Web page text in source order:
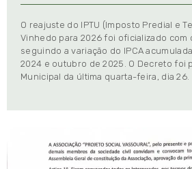
O reajuste do IPTU (Imposto Predial e
Vinhedo para 2026 foi oficializado com
seguindo a variação do IPCA
2024 e outubro de 2025. O Decreto foi
Municipal da última quarta-feira, dia 26.